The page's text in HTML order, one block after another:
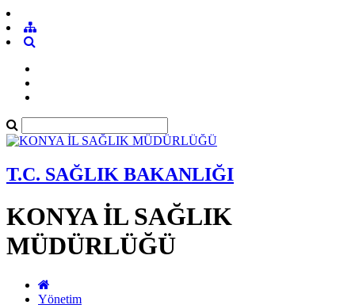
T.C. SAĞLIK BAKANLIĞI
KONYA İL SAĞLIK
MÜDÜRLÜĞÜ
Yönetim